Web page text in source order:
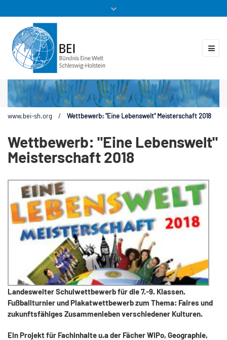
Mitglieder
www.bei-sh.org / Wettbewerb: "Eine Lebenswelt" Meisterschaft 2018
Wettbewerb: "Eine Lebenswelt"
Meisterschaft 2018
Landesweiter Schulwettbewerb für die 7.-9. Klassen.
Fußballturnier und Plakatwettbewerb zum Thema: Faires und
zukunftsfähiges Zusammenleben verschiedener Kulturen.
Ein Projekt für Fachinhalte u.a der Fächer WiPo, Geographie,